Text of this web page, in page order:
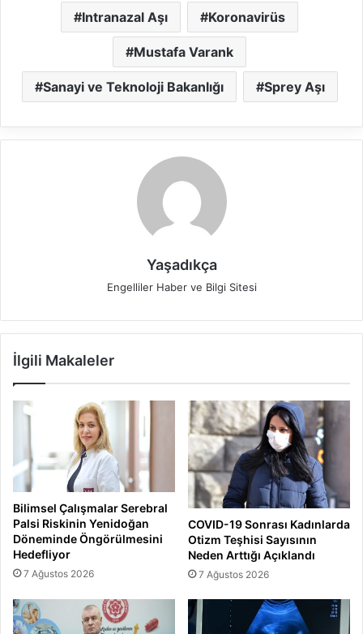
Intranazal Aşı Koronavirüs
Mustafa Varank
Sanayi ve Teknoloji Bakanlığı Sprey Aşı
Yaşadıkça
Engelliler Haber ve Bilgi Sitesi
İlgili Makaleler
Bilimsel Çalışmalar Serebral
Palsi Riskinin Yenidoğan
Döneminde Öngörülmesini
Hedefliyor
7 Ağustos 2026
COVID-19 Sonrası Kadınlarda
Otizm Teşhisi Sayısının
Neden Arttığı Açıklandı
7 Ağustos 2026